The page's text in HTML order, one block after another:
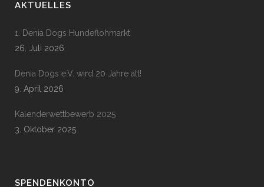
AKTUELLES
1. Denia Dogs Hundeflohmarkt
26. Juli 2026
Denia Dogs e.V. wird 20 Jahre alt!
9. April 2026
Kalenderwettbewerb 2025
3. Oktober 2025
SPENDENKONTO